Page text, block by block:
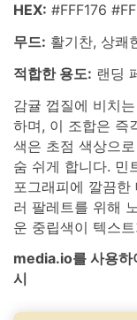
HEX: #FFF176
무드: 활기찬, 상쾌
적합한 용도: 랜딩
감귤 껍질에 비치
하며, 이 조합은 즉
색은 초점 색상으
숨 쉬게 합니다. 민
포그래피에 깔끔
러 팔레트를 위해
운 중립색이 텍스
media.io를 사용하
시